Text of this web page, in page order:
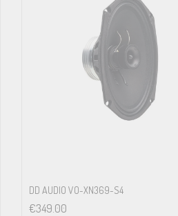
DD AUDIO VO-XN369-S4
€349.00